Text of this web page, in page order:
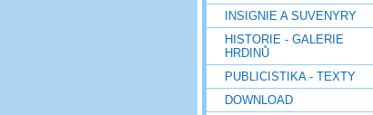
INSIGNIE A SUVENYRY
HISTORIE - GALERIE
HRDINŮ
PUBLICISTIKA - TEXTY
DOWNLOAD